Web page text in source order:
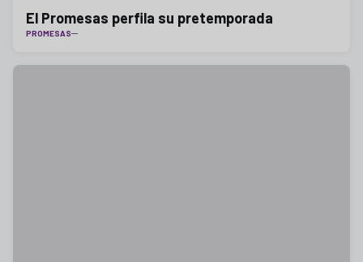
El Promesas perfila su pretemporada
PROMESAS